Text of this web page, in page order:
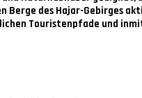
Berge des Hajar-Gebirges
Touristenpfade und